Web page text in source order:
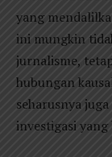
yang
ini mungkin
jurnalisme,
hubungan
seharusnya
investigasi